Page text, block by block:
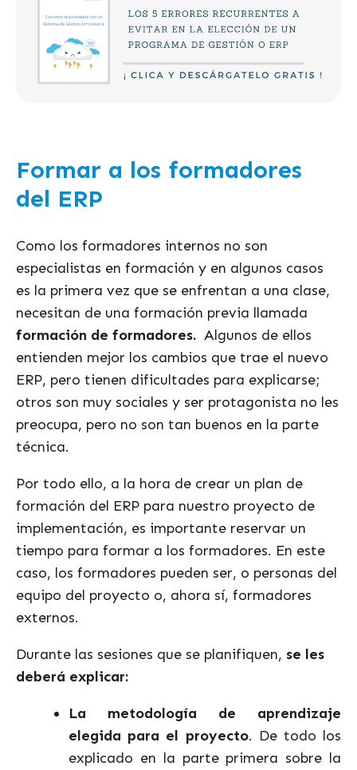
Formar a los formadores
del ERP
Como los formadores internos no son
especialistas en formación y en algunos casos
es la primera vez que se enfrentan a una clase,
necesitan de una formación previa llamada
formación de formadores. Algunos de ellos
entienden mejor los cambios que trae el nuevo
ERP, pero tienen dificultades para explicarse;
otros son muy sociales y ser protagonista no les
preocupa, pero no son tan buenos en la parte
técnica.
Por todo ello, a la hora de crear un plan de
formación del ERP para nuestro proyecto de
implementación, es importante reservar un
tiempo para formar a los formadores. En este
caso, los formadores pueden ser, o personas del
equipo del proyecto o, ahora sí, formadores
externos.
Durante las sesiones que se planifiquen, se les
deberá explicar:
La metodología de aprendizaje
elegida para el proyecto. De todo los
explicado en la parte primera sobre la